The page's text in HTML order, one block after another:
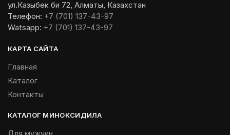
ул.Казыбек би 72, Алматы, Казахстан
Телефон: +7 (701) 137-43-97
Watsapp: +7 (701) 137-43-97
КАРТА САЙТА
Главная
Каталог
Контакты
КАТАЛОГ МИНОКСИДИЛА